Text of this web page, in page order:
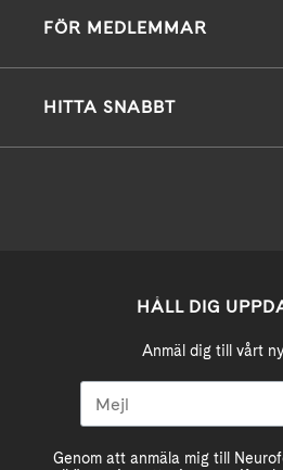
FÖR MEDLEMMAR
HITTA SNABBT
HÅLL DIG
Anmäl dig till vårt
Genom att anmäla mig till